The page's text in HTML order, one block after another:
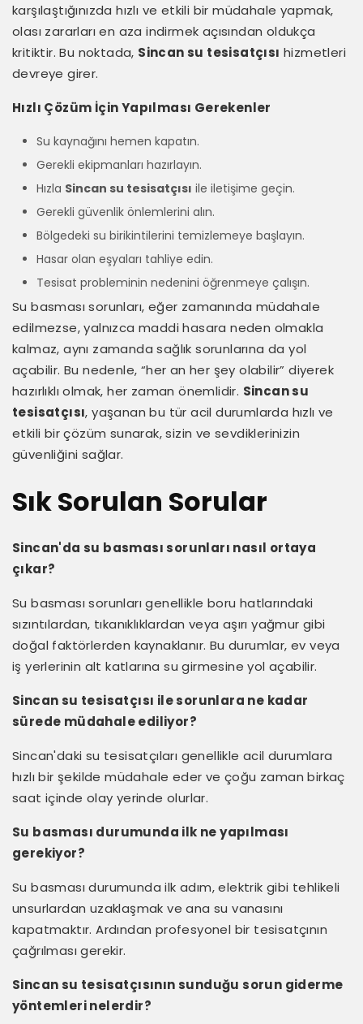
karşılaştığınızda hızlı ve etkili bir müdahale yapmak,
olası zararları en aza indirmek açısından oldukça
kritiktir. Bu noktada, Sincan su tesisatçısı hizmetleri
devreye girer.
Hızlı Çözüm İçin Yapılması Gerekenler
Su kaynağını hemen kapatın.
Gerekli ekipmanları hazırlayın.
Hızla Sincan su tesisatçısı ile iletişime geçin.
Gerekli güvenlik önlemlerini alın.
Bölgedeki su birikintilerini temizlemeye başlayın.
Hasar olan eşyaları tahliye edin.
Tesisat probleminin nedenini öğrenmeye çalışın.
Su basması sorunları, eğer zamanında müdahale
edilmezse, yalnızca maddi hasara neden olmakla
kalmaz, aynı zamanda sağlık sorunlarına da yol
açabilir. Bu nedenle, “her an her şey olabilir” diyerek
hazırlıklı olmak, her zaman önemlidir. Sincan su
tesisatçısı, yaşanan bu tür acil durumlarda hızlı ve
etkili bir çözüm sunarak, sizin ve sevdiklerinizin
güvenliğini sağlar.
Sık Sorulan Sorular
Sincan'da su basması sorunları nasıl ortaya
çıkar?
Su basması sorunları genellikle boru hatlarındaki
sızıntılardan, tıkanıklıklardan veya aşırı yağmur gibi
doğal faktörlerden kaynaklanır. Bu durumlar, ev veya
iş yerlerinin alt katlarına su girmesine yol açabilir.
Sincan su tesisatçısı ile sorunlara ne kadar
sürede müdahale ediliyor?
Sincan'daki su tesisatçıları genellikle acil durumlara
hızlı bir şekilde müdahale eder ve çoğu zaman birkaç
saat içinde olay yerinde olurlar.
Su basması durumunda ilk ne yapılması
gerekiyor?
Su basması durumunda ilk adım, elektrik gibi tehlikeli
unsurlardan uzaklaşmak ve ana su vanasını
kapatmaktır. Ardından profesyonel bir tesisatçının
çağrılması gerekir.
Sincan su tesisatçısının sunduğu sorun giderme
yöntemleri nelerdir?